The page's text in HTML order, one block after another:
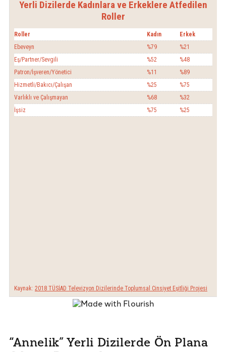
“Annelik” Yerli Dizilerde Ön Plana